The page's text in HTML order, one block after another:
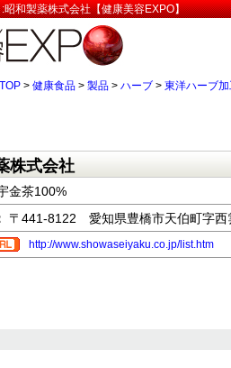
昭和製薬株式会社【健康美容EXPO】
> 健康食品 > 製品 > ハーブ > 東洋ハーブ
株式会社
金茶100%
〒441-8122 愛知県豊橋市天伯町字西
http://www.showaseiyaku.co.jp/list.htm